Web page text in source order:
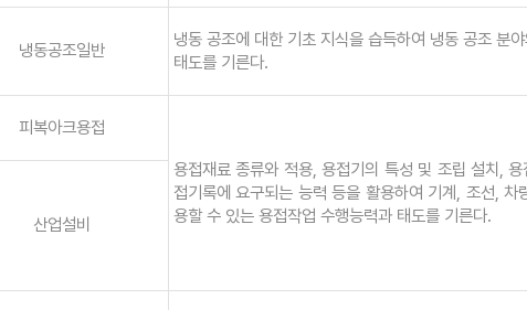
냉동공조일반
냉동 공조에 대한 기초 지식을 습득하여 냉동 공조 분
태도를 기른다.
피복아크용접
용접재료 종류와 적용, 용접기의 특성 및 조립 설치,
접기록에 요구되는 능력 등을 활용하여 기계, 조선,
용할 수 있는 용접작업 수행능력과 태도를 기른다.
산업설비